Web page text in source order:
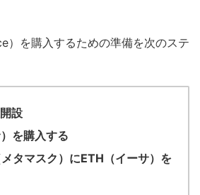
）を購入するための準備を次のステ
設
を購入する
タマスク）にETH（イーサ）を